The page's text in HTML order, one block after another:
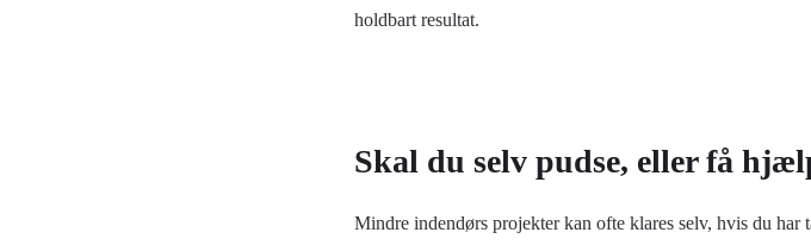
holdbart resultat.
Skal du selv pudse, eller få
Mindre indendørs projekter kan ofte klares selv, hvis du